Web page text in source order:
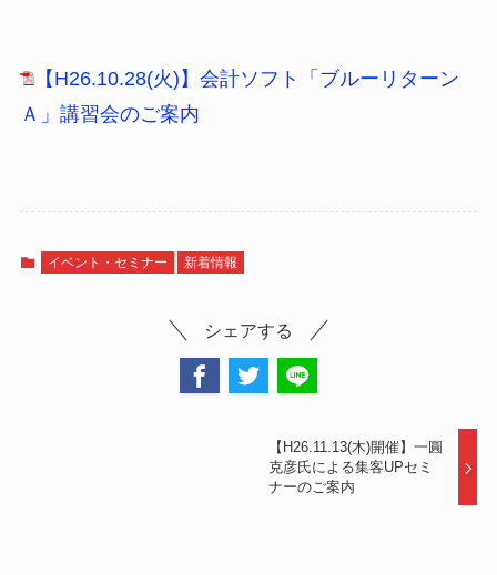
【H26.10.28(火)】会計ソフト「ブルーリターン
Ａ」講習会のご案内
イベント・セミナー 新着情報
シェアする
【H26.11.13(木)開催】一圓
克彦氏による集客UPセミ
ナーのご案内